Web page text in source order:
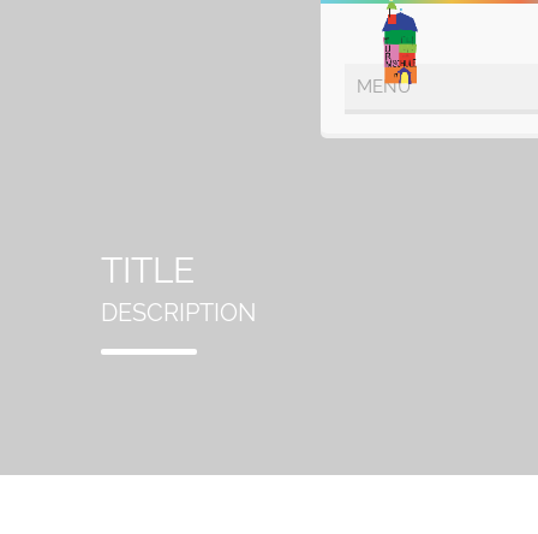
TITLE
DESCRIPTION